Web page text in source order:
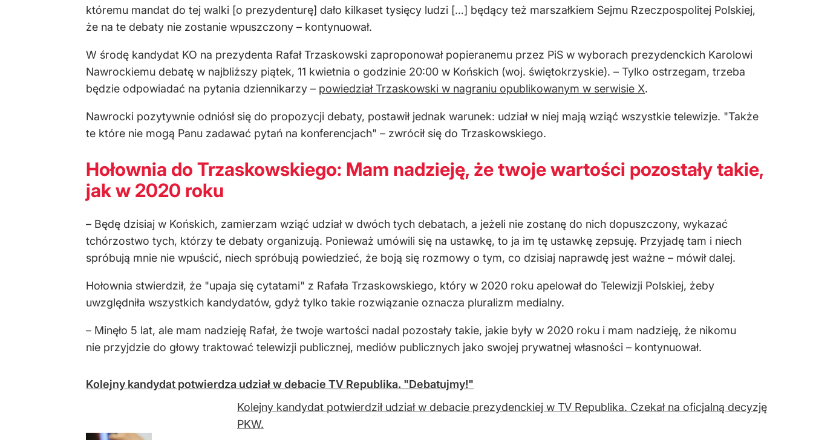
któremu mandat do tej walki [o prezydenturę] dało kilkaset tysięcy ludzi […] będący też marszałkiem Sejmu Rzeczpospolitej Polskiej,
że na te debaty nie zostanie wpuszczony – kontynuował.
W środę kandydat KO na prezydenta Rafał Trzaskowski zaproponował popieranemu przez PiS w wyborach prezydenckich Karolowi
Nawrockiemu debatę w najbliższy piątek, 11 kwietnia o godzinie 20:00 w Końskich (woj. świętokrzyskie). – Tylko ostrzegam, trzeba
będzie odpowiadać na pytania dziennikarzy – powiedział Trzaskowski w nagraniu opublikowanym w serwisie X.
Nawrocki pozytywnie odniósł się do propozycji debaty, postawił jednak warunek: udział w niej mają wziąć wszystkie telewizje. "Także
te które nie mogą Panu zadawać pytań na konferencjach" – zwrócił się do Trzaskowskiego.
Hołownia do Trzaskowskiego: Mam nadzieję, że twoje wartości pozostały takie,
jak w 2020 roku
– Będę dzisiaj w Końskich, zamierzam wziąć udział w dwóch tych debatach, a jeżeli nie zostanę do nich dopuszczony, wykazać
tchórzostwo tych, którzy te debaty organizują. Ponieważ umówili się na ustawkę, to ja im tę ustawkę zepsuję. Przyjadę tam i niech
spróbują mnie nie wpuścić, niech spróbują powiedzieć, że boją się rozmowy o tym, co dzisiaj naprawdę jest ważne – mówił dalej.
Hołownia stwierdził, że "upaja się cytatami" z Rafała Trzaskowskiego, który w 2020 roku apelował do Telewizji Polskiej, żeby
uwzględniła wszystkich kandydatów, gdyż tylko takie rozwiązanie oznacza pluralizm medialny.
– Minęło 5 lat, ale mam nadzieję Rafał, że twoje wartości nadal pozostały takie, jakie były w 2020 roku i mam nadzieję, że nikomu
nie przyjdzie do głowy traktować telewizji publicznej, mediów publicznych jako swojej prywatnej własności – kontynuował.
Kolejny kandydat potwierdza udział w debacie TV Republika. "Debatujmy!"
Kolejny kandydat potwierdził udział w debacie prezydenckiej w TV Republika. Czekał na oficjalną decyzję
PKW.